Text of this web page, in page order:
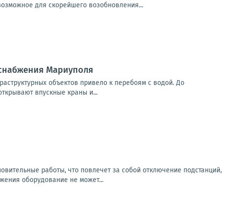
для скорейшего возобновления...
Мариуполя
объектов привело к перебоям с водой. До
впускные краны и...
работы, что повлечет за собой отключение подстанций,
оборудование не может...